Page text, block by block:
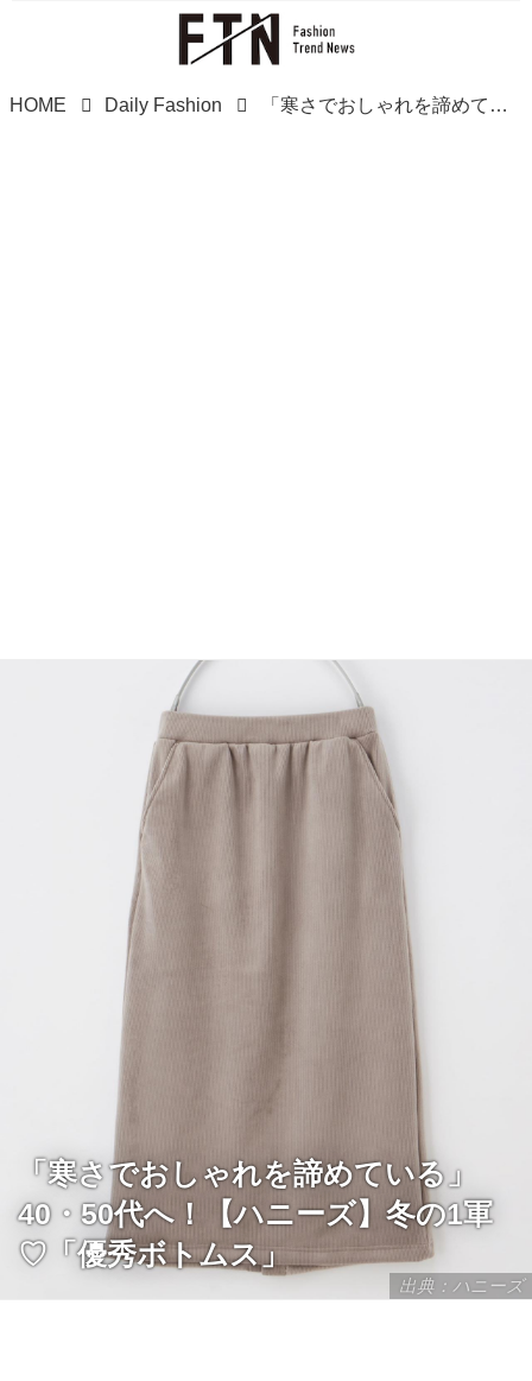
HOME Daily Fashion 「寒さでおしゃれを諦めている」40・50代へ！【ハニーズ】冬の1軍♡「優秀ボトムス」
出典：ハニーズ
「寒さでおしゃれを諦めている」
40・50代へ！【ハニーズ】冬の1軍
♡「優秀ボトムス」